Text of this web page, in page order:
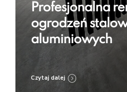
Profesjonalna
ogrodzeń
aluminiowych
Czytaj dalej